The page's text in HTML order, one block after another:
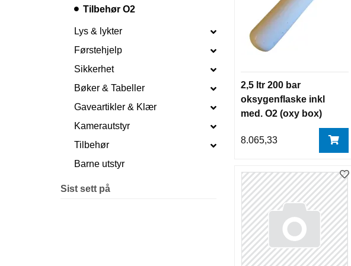
Tilbehør O2
Lys & lykter
Førstehjelp
Sikkerhet
Bøker & Tabeller
Gaveartikler & Klær
Kamerautstyr
Tilbehør
Barne utstyr
Sist sett på
2,5 ltr 200 bar
oksygenflaske inkl
med. O2 (oxy box)
8.065,33